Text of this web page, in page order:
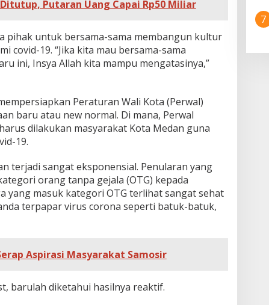
Ditutup, Putaran Uang Capai Rp50 Miliar
pihak untuk bersama-sama membangun kultur
covid-19. “Jika kita mau bersama-sama
ini, Insya Allah kita mampu mengatasinya,”
Peraturan Wali Kota (Perwal)
baru atau new normal. Di mana, Perwal
dilakukan masyarakat Kota Medan guna
19.
terjadi sangat eksponensial. Penularan yang
orang tanpa gejala (OTG) kepada
yang masuk kategori OTG terlihat sangat sehat
terpapar virus corona seperti batuk-batuk,
Aspirasi Masyarakat Samosir
barulah diketahui hasilnya reaktif.
7